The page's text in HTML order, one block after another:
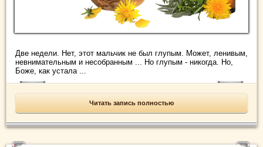
Две недели. Нет, этот мальчик не был глупым. Может, ленивым,
невнимательным и несобранным ... Но глупым - никогда. Но,
Боже, как устала ...
Читать запись полностью